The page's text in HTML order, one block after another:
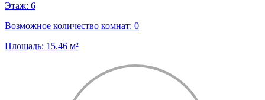
Этаж: 6
Возможное количество комнат: 0
Площадь: 15.46 м²